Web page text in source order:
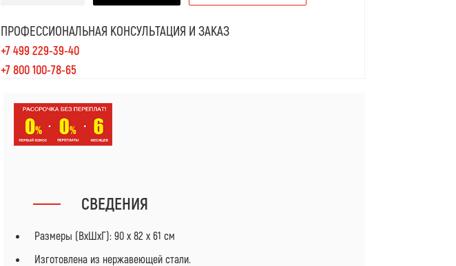
ПРОФЕССИОНАЛЬНАЯ КОНСУЛЬТАЦИЯ И ЗАКАЗ
+7 499 229-39-40
+7 800 100-78-65
СВЕДЕНИЯ
Размеры (ВхШхГ): 90 х 82 х 61 см
Изготовлена из нержавеющей стали.